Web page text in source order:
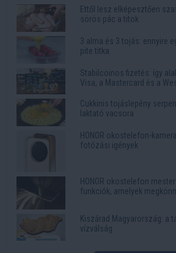
Ettől lesz elképesztően
sörös pác a titok
3 alma és 3 tojás: ennyire
pite titka
Stabilcoinos fizetés: így
Visa, a Mastercard és a
Cukkinis tojáslepény
laktató vacsora
HONOR okostelefon-
fotózási igények
HONOR okostelefon
funkciók, amelyek
Kiszárad Magyarország: a
vízválság